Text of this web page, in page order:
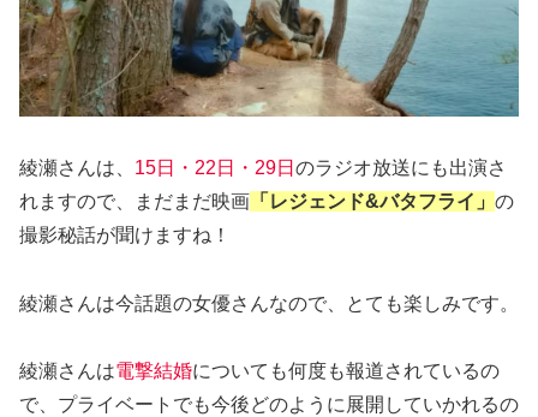
綾瀬さんは、 15日・22日・29日 のラジオ放送にも出演さ
れますので、まだまだ映画 「レジェンド&バタフライ」 の
撮影秘話が聞けますね！
綾瀬さんは今話題の女優さんなので、とても楽しみです。
綾瀬さんは電撃結婚についても何度も報道されているの
で、プライベートでも今後どのように展開していかれるの